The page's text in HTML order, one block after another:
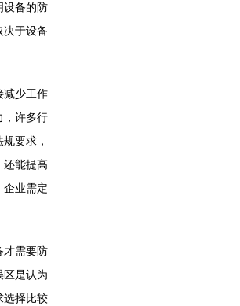
设备的防
决于设备
少工作
，许多行
要求，
还能提高
企业需定
需要防
区是认为
选择比较